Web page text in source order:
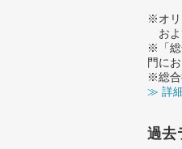
※オリ
およ
※「総
門に
※総合
≫ 詳
過去